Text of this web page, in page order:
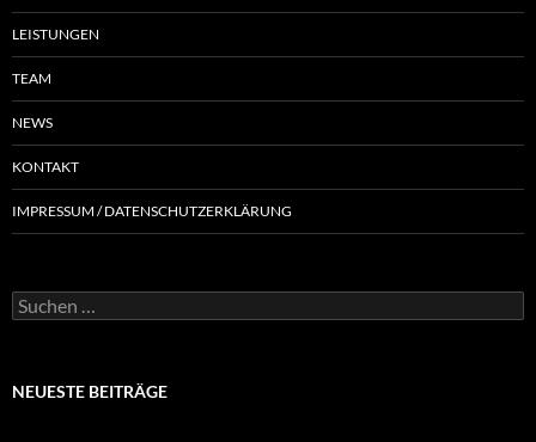
LEISTUNGEN
TEAM
NEWS
KONTAKT
IMPRESSUM / DATENSCHUTZERKLÄRUNG
NEUESTE BEITRÄGE